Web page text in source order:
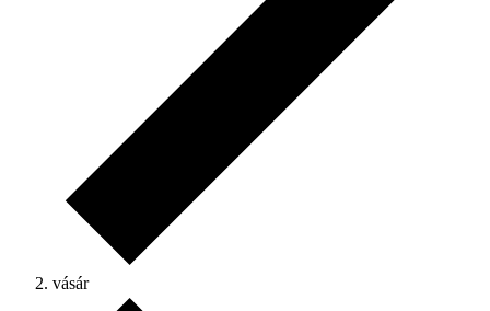
vásár